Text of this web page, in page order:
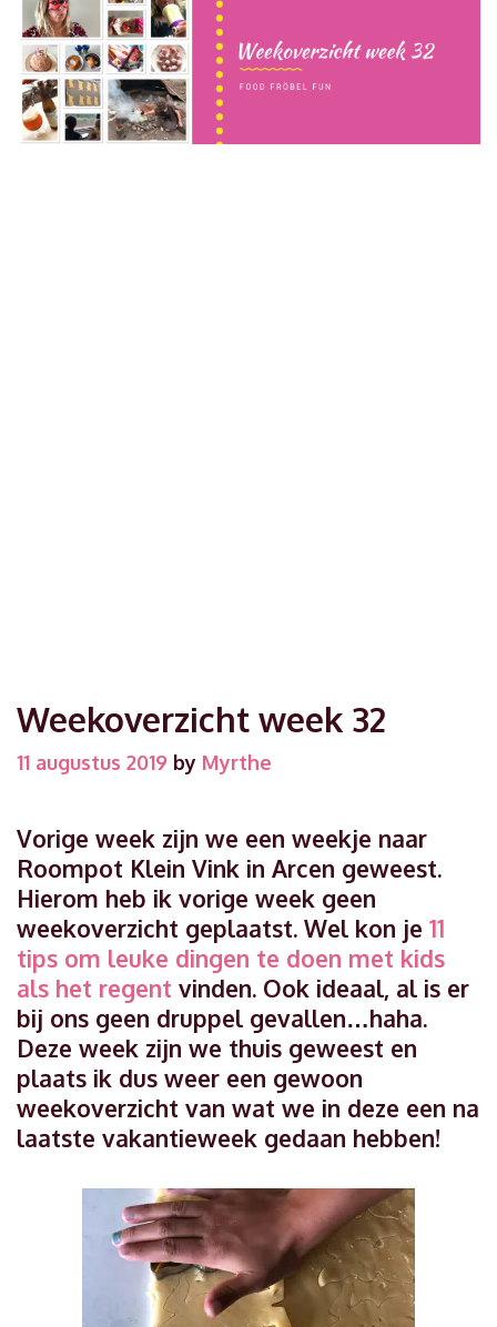
Weekoverzicht week 32
11 augustus 2019 by Myrthe
Vorige week zijn we een weekje naar
Roompot Klein Vink in Arcen geweest.
Hierom heb ik vorige week geen
weekoverzicht geplaatst. Wel kon je 11
tips om leuke dingen te doen met kids
als het regent vinden. Ook ideaal, al is er
bij ons geen druppel gevallen…haha.
Deze week zijn we thuis geweest en
plaats ik dus weer een gewoon
weekoverzicht van wat we in deze een na
laatste vakantieweek gedaan hebben!